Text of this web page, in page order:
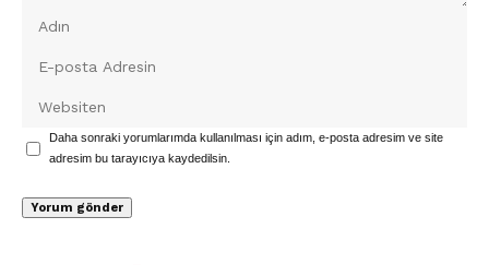
Daha sonraki yorumlarımda kullanılması için adım, e-posta adresim ve site
adresim bu tarayıcıya kaydedilsin.